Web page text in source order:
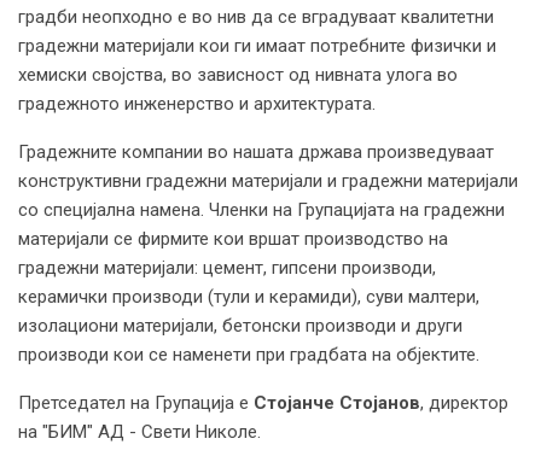
градби неопходно е во нив да се вградуваат квалитетни
градежни материјали кои ги имаат потребните физички и
хемиски својства, во зависност од нивната улога во
градежното инженерство и архитектурата.
Градежните компании во нашата држава произведуваат
конструктивни градежни материјали и градежни материјали
со специјална намена. Членки на Групацијата на градежни
материјали се фирмите кои вршат производство на
градежни материјали: цемент, гипсени производи,
керамички производи (тули и керамиди), суви малтери,
изолациони материјали, бетонски производи и други
производи кои се наменети при градбата на објектите.
Претседател на Групација е Стојанче Стојанов, директор
на "БИМ" АД - Свети Николе.